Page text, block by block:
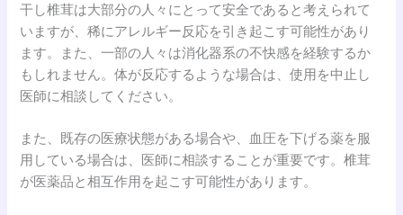
干し椎茸は大部分の人々にとって安全であると考えられて
いますが、稀にアレルギー反応を引き起こす可能性があり
ます。また、一部の人々は消化器系の不快感を経験するか
もしれません。体が反応するような場合は、使用を中止し
医師に相談してください。
また、既存の医療状態がある場合や、血圧を下げる薬を服
用している場合は、医師に相談することが重要です。椎茸
が医薬品と相互作用を起こす可能性があります。